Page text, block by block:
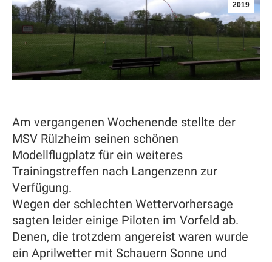
2019
Am vergangenen Wochenende stellte der
MSV Rülzheim seinen schönen
Modellflugplatz für ein weiteres
Trainingstreffen nach Langenzenn zur
Verfügung.
Wegen der schlechten Wettervorhersage
sagten leider einige Piloten im Vorfeld ab.
Denen, die trotzdem angereist waren wurde
ein Aprilwetter mit Schauern Sonne und